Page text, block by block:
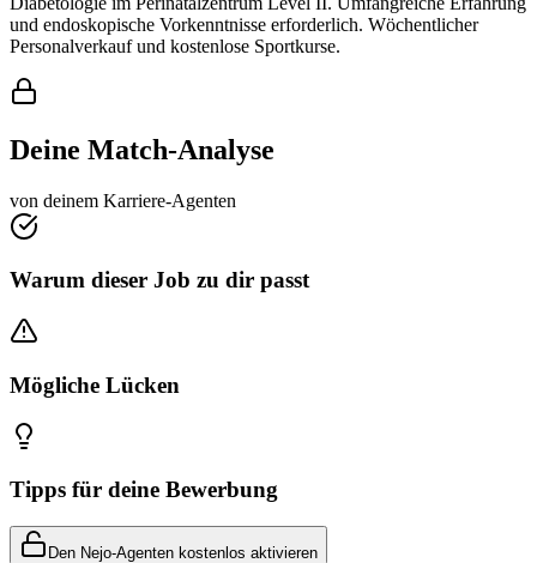
und endoskopische Vorkenntnisse erforderlich. Wöchentlicher
Personalverkauf und kostenlose Sportkurse.
Deine Match-Analyse
von deinem Karriere-Agenten
Warum dieser Job zu dir passt
Mögliche Lücken
Tipps für deine Bewerbung
Den Nejo-Agenten kostenlos aktivieren